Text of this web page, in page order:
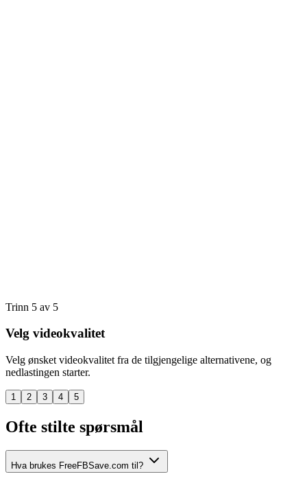
Trinn 5 av 5
Velg videokvalitet
Velg ønsket videokvalitet fra de tilgjengelige alternativene, og
nedlastingen starter.
1 2 3 4 5
Ofte stilte spørsmål
Hva brukes FreeFBSave.com til?